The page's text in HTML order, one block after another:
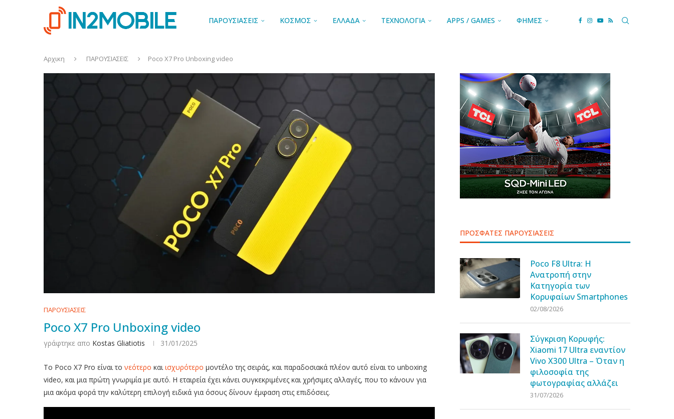
ΠΑΡΟΥΣΙΑΣΕΙΣ ΚΟΣΜΟΣ ΕΛΛΑΔΑ ΤΕΧΝΟΛΟΓΙΑ APPS / GAMES ΦΗΜΕΣ
Αρχικη ΠΑΡΟΥΣΙΑΣΕΙΣ Poco X7 Pro Unboxing video
ΠΑΡΟΥΣΙΑΣΕΙΣ
Poco X7 Pro Unboxing video
γράφτηκε απο Kostas Gliatiotis 31/01/2025
Το Poco X7 Pro είναι το νεότερο και ισχυρότερο μοντέλο της σειράς, και παραδοσιακά πλέον αυτό είναι το unboxing
video, και μια πρώτη γνωριμία με αυτό. Η εταιρεία έχει κάνει συγκεκριμένες και χρήσιμες αλλαγές, που το κάνουν για
μια ακόμα φορά την καλύτερη επιλογή ειδικά για όσους δίνουν έμφαση στις επιδόσεις.
ΠΡΟΣΦΑΤΕΣ ΠΑΡΟΥΣΙΑΣΕΙΣ
Poco F8 Ultra: Η
Ανατροπή στην
Κατηγορία των
Κορυφαίων Smartphones
02/08/2026
Σύγκριση Κορυφής:
Xiaomi 17 Ultra εναντίον
Vivo X300 Ultra – Όταν η
φιλοσοφία της
φωτογραφίας αλλάζει
31/07/2026